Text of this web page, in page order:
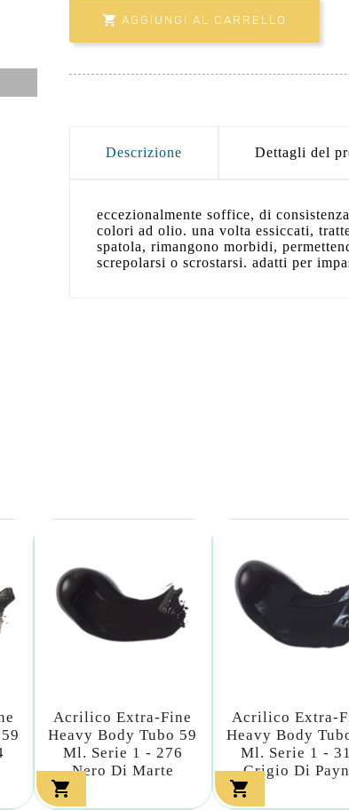
 AGGIUNGI AL CARRELLO
Descrizione Dettagli del
eccezionalmente soffice, di
colori ad olio. una volta essiccati,
spatola, rimangono morbidi,
screpolarsi o scrostarsi. adatti per
Acrilico Extra-Fine
Heavy Body Tubo 59
Ml. Serie 1 - 276
Nero Di Marte

Acrilico Extra-
Heavy Body
Ml. Serie 1 -
Grigio Di
